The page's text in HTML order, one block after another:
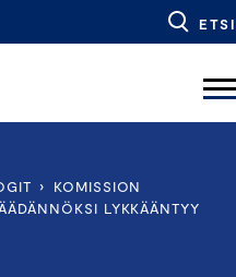
ETSI
›
KOMISSION
LYKKÄÄNTYY